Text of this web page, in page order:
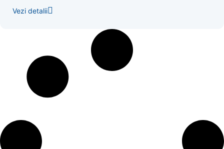
Vezi detalii